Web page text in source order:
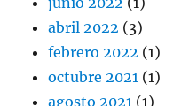
abril 2022 (3)
febrero 2022 (1)
octubre 2021 (1)
agosto 2021 (1)